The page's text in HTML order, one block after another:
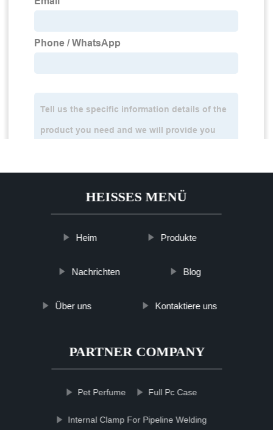
HEISSES MENÜ
Heim Produkte
Nachrichten Blog
Über uns Kontaktiere uns
PARTNER COMPANY
Pet Perfume Full Pc Case
Internal Clamp For Pipeline Welding